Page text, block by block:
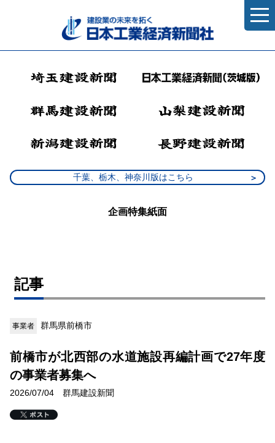
千葉、栃木、神奈川版はこちら
企画特集紙面
記事
事業者 群馬県前橋市
前橋市が北西部の水道施設再編計画で27年度
の事業者募集へ
2026/07/04 群馬建設新聞